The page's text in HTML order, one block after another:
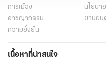
การเมือง
นโยบา
อาชญากรรม
ยานยน
ความยั่งยืน
เนื้อหาที่น่าสนใจ